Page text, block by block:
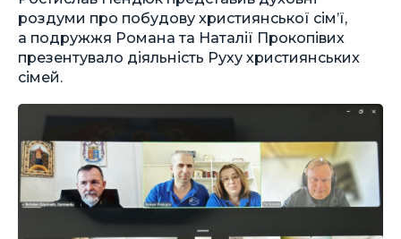
роздуми про побудову християнської сім’ї,
а подружжя Романа та Наталії Прокопівих
презентувало діяльність Руху християнських
сімей.